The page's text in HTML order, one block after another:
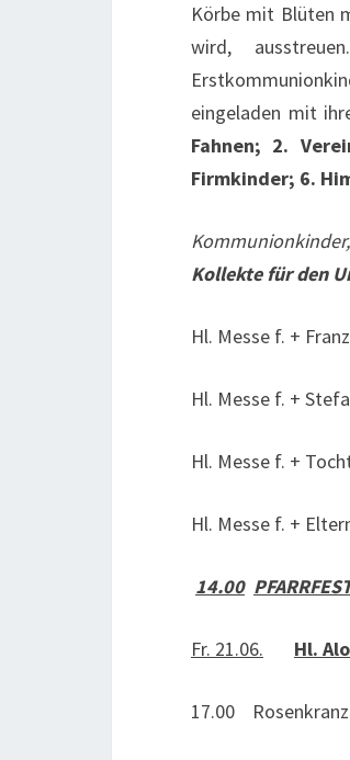
Körbe mit Blüten
wird,
eingeladen mit
Fahnen; 2.
Firmkinder; 6.
Kollekte für den
Hl. Messe f. +
Hl. Messe f. +
Hl. Messe f. +
Hl. Messe f. +
14.00
Fr. 21.06. Hl.
17.00